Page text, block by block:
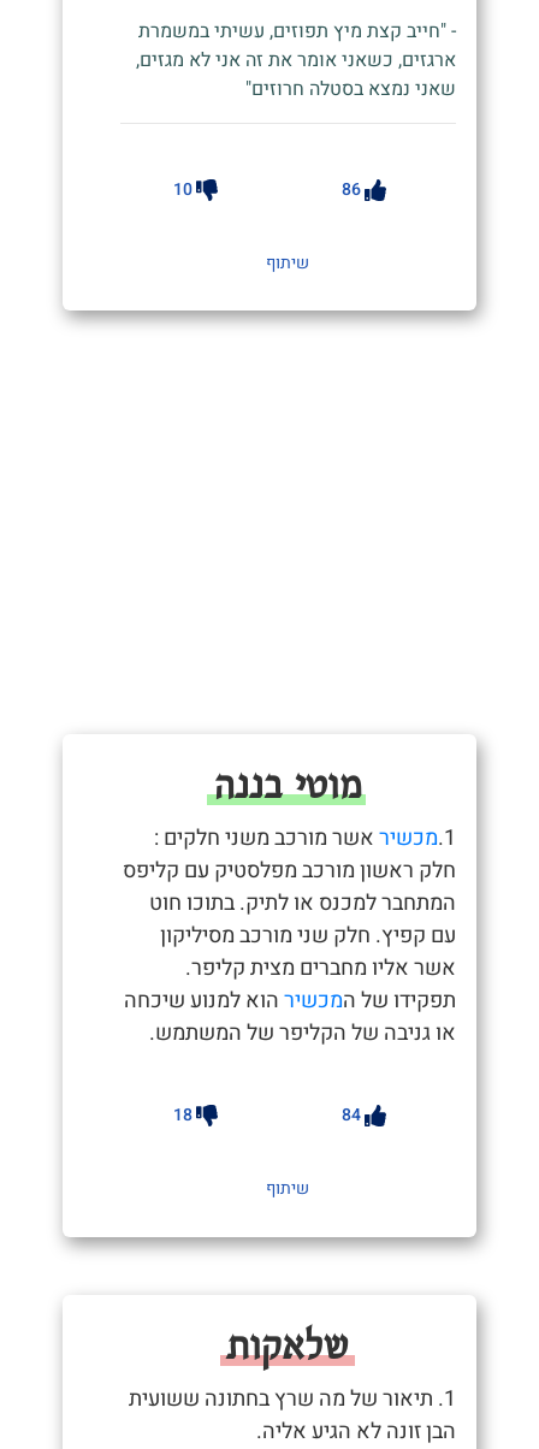
- "חייב קצת מיץ תפוזים, עשיתי במשמרת
ארגזים, כשאני אומר את זה אני לא מגזים,
שאני נמצא בסטלה חרוזים"
86
10
שיתוף
מוטי בננה
1. מכשיראשר מורכב משני חלקים :
חלק ראשון מורכב מפלסטיק עם קליפס
המתחבר למכנס או לתיק. בתוכו חוט
עם קפיץ. חלק שני מורכב מסיליקון
אשר אליו מחברים מצית קליפר.
תפקידו של המכשירהוא למנוע שיכחה
או גניבה של הקליפר של המשתמש.
84
18
שיתוף
שלאקות
1. תיאור של מה שרץ בחתונה ששועית
הבן זונה לא הגיע אליה.